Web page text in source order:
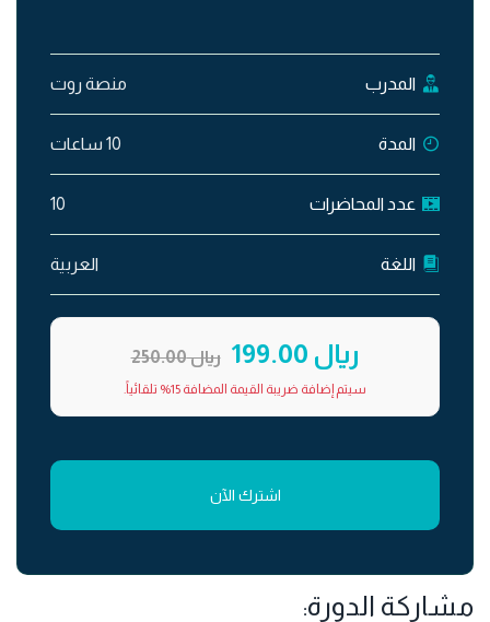
المدرب منصة روت
المدة 10 ساعات
عدد المحاضرات 10
اللغة العربية
ريال 199.00 ريال 250.00
سيتم إضافة ضريبة القيمة المضافة 15% تلقائياً.
اشترك الآن
مشاركة الدورة: